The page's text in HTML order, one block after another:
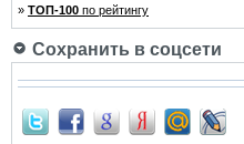
» ТОП-100 по рейтингу
Сохранить в соцсети